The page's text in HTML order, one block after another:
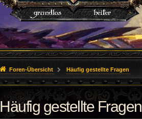
Foren-Übersicht Häufig gestellte Fragen
Häufig gestellte Fragen